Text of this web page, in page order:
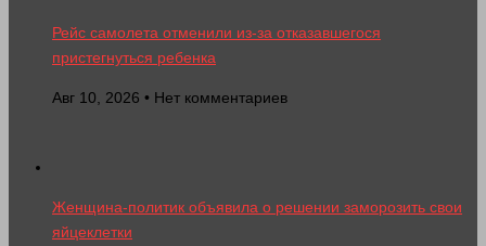
Рейс самолета отменили из-за отказавшегося
пристегнуться ребенка
Авг 10, 2026 • Нет комментариев
Женщина-политик объявила о решении заморозить свои
яйцеклетки